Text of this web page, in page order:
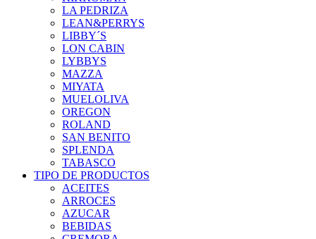
LA PEDRIZA
LEAN&PERRYS
LIBBY´S
LON CABIN
LYBBYS
MAZZA
MIYATA
MUELOLIVA
OREGON
ROLAND
SAN BENITO
SPLENDA
TABASCO
TIPO DE PRODUCTOS
ACEITES
ARROCES
AZUCAR
BEBIDAS